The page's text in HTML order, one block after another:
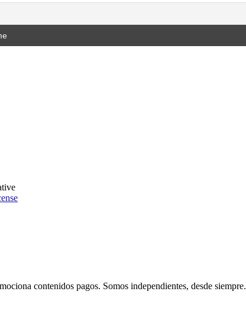
contenidos pagos. Somos independientes, desde siempre.